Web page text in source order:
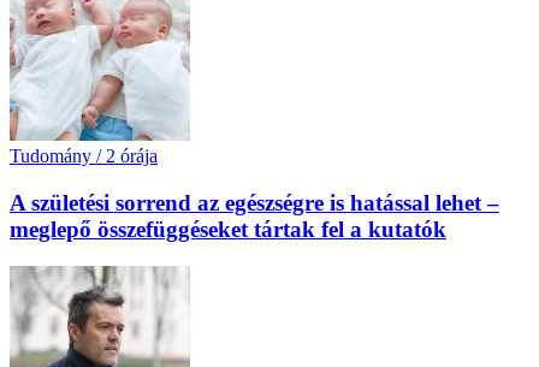
Tudomány / 2 órája
A születési sorrend az egészségre is hatással lehet –
meglepő összefüggéseket tártak fel a kutatók